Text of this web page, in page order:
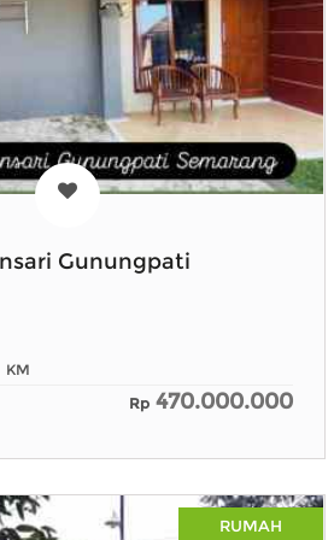
Gunungpati
KM
Rp 470.000.000
RUMAH